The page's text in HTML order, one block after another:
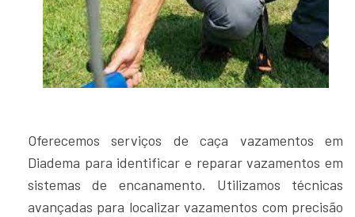
Oferecemos serviços de caça vazamentos em
Diadema para identificar e reparar vazamentos em
sistemas de encanamento. Utilizamos técnicas
avançadas para localizar vazamentos com precisão